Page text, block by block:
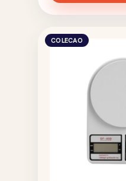
COLECAO